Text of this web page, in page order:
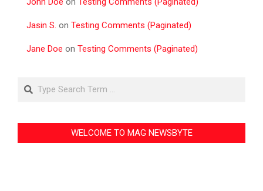
Jasin S. on Testing Comments (Paginated)
Jane Doe on Testing Comments (Paginated)
Search
WELCOME TO MAG NEWSBYTE